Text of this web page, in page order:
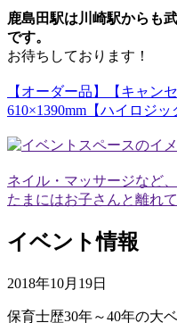
鹿島田駅は川崎駅からも
です。
お待ちしております！
【オーダー品】【キャン
610×1390mm【ハイロジ
ネイル・マッサージなど
たまにはお子さんと離れ
イベント情報
2018年10月19日
保育士歴30年～40年の大